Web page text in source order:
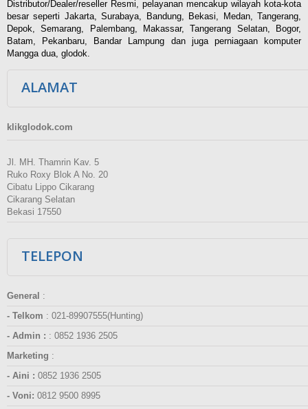
Distributor/Dealer/reseller Resmi, pelayanan mencakup wilayah kota-kota
besar seperti Jakarta, Surabaya, Bandung, Bekasi, Medan, Tangerang,
Depok, Semarang, Palembang, Makassar, Tangerang Selatan, Bogor,
Batam, Pekanbaru, Bandar Lampung dan juga perniagaan komputer
Mangga dua, glodok.
ALAMAT
klikglodok.com
Jl. MH. Thamrin Kav. 5
Ruko Roxy Blok A No. 20
Cibatu Lippo Cikarang
Cikarang Selatan
Bekasi 17550
TELEPON
General :
- Telkom : 021-89907555(Hunting)
- Admin : : 0852 1936 2505
Marketing :
- Aini : 0852 1936 2505
- Voni: 0812 9500 8995